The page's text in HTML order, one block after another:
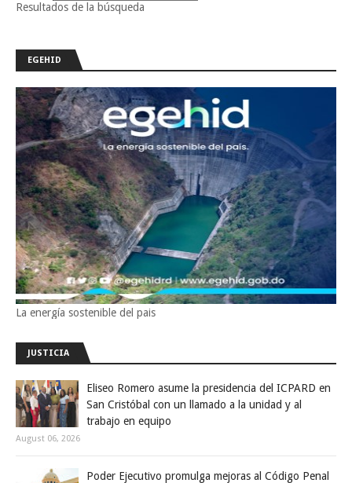
Resultados de la búsqueda
EGEHID
La energía sostenible del pais
JUSTICIA
Eliseo Romero asume la presidencia del ICPARD en
San Cristóbal con un llamado a la unidad y al
trabajo en equipo
August 06, 2026
Poder Ejecutivo promulga mejoras al Código Penal